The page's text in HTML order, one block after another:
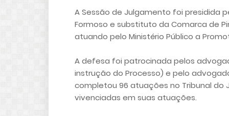
A Sessão de Julgamento foi presidida
Formoso e substituto da Comarca de
atuando pelo Ministério Público a
A defesa foi patrocinada pelos
instrução do Processo) e pelo
completou 96 atuações no Tribunal do
vivenciadas em suas atuações.